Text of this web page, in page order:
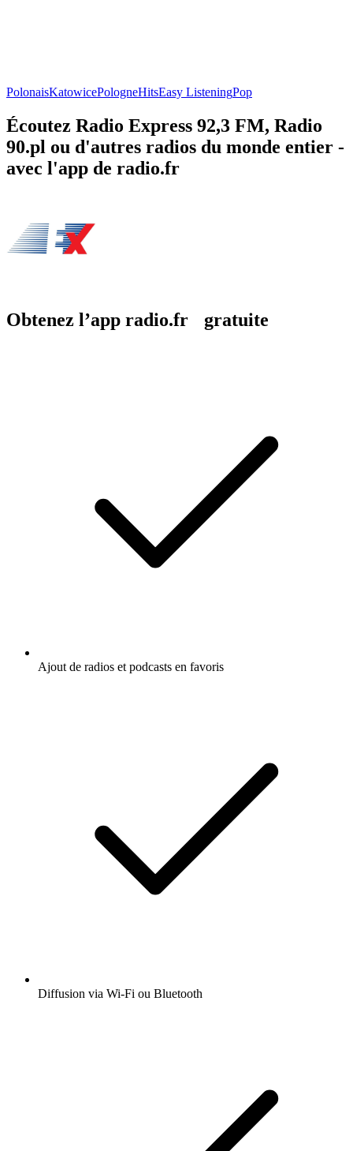
PolonaisKatowicePologneHitsEasy ListeningPop
Écoutez Radio Express 92,3 FM, Radio
90.pl ou d'autres radios du monde entier -
avec l'app de radio.fr
Obtenez l’app radio.fr gratuite
Ajout de radios et podcasts en favoris
Diffusion via Wi-Fi ou Bluetooth